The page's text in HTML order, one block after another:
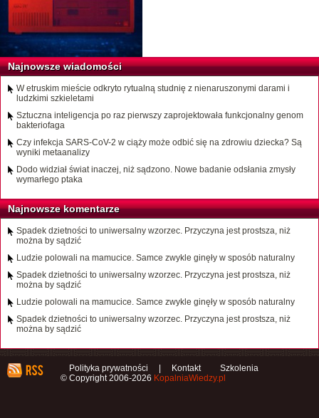
Najnowsze wiadomości
W etruskim mieście odkryto rytualną studnię z nienaruszonymi darami i
ludzkimi szkieletami
Sztuczna inteligencja po raz pierwszy zaprojektowała funkcjonalny genom
bakteriofaga
Czy infekcja SARS-CoV-2 w ciąży może odbić się na zdrowiu dziecka? Są
wyniki metaanalizy
Dodo widział świat inaczej, niż sądzono. Nowe badanie odsłania zmysły
wymarłego ptaka
Najnowsze komentarze
Spadek dzietności to uniwersalny wzorzec. Przyczyna jest prostsza, niż
można by sądzić
Ludzie polowali na mamucice. Samce zwykle ginęły w sposób naturalny
Spadek dzietności to uniwersalny wzorzec. Przyczyna jest prostsza, niż
można by sądzić
Ludzie polowali na mamucice. Samce zwykle ginęły w sposób naturalny
Spadek dzietności to uniwersalny wzorzec. Przyczyna jest prostsza, niż
można by sądzić
Polityka prywatności Kontakt
Szkolenia
© Copyright 2006-2026 KopalniaWiedzy.pl